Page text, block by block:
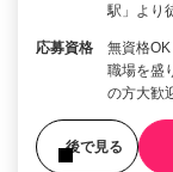
駅」より
応募資格
無資格
職場を盛
の方大歓
後で見る